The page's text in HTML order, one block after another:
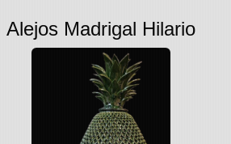
Alejos Madrigal Hilario